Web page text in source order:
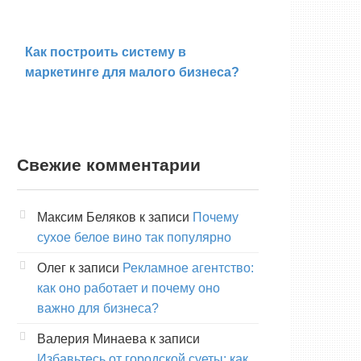
Как построить систему в
маркетинге для малого бизнеса?
Свежие комментарии
Максим Беляков к записи Почему
сухое белое вино так популярно
Олег к записи Рекламное агентство:
как оно работает и почему оно
важно для бизнеса?
Валерия Минаева к записи